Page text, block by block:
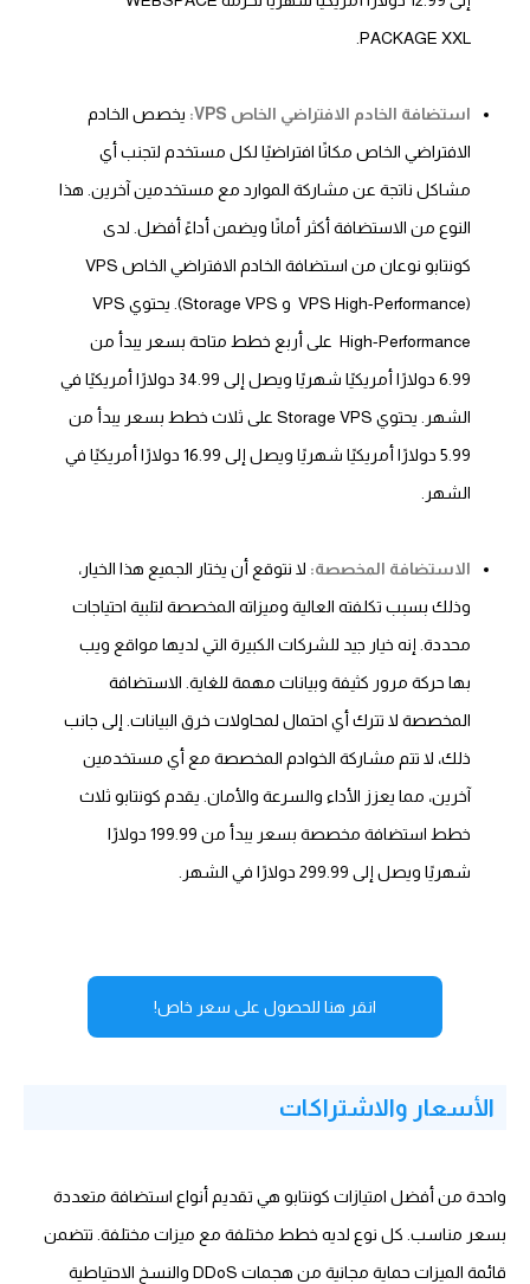
PACKAGE XXL.
استضافة الخادم الافتراضي الخاص VPS:
يخصص الخادم
الافتراضي الخاص مكانًا افتراضيًا لكل مستخدم لتجنب أي
مشاكل ناتجة عن مشاركة الموارد مع مستخدمين آخرين. هذا
النوع من الاستضافة أكثر أمانًا ويضمن أداءً أفضل. لدى
كونتابو نوعان من استضافة الخادم الافتراضي الخاص VPS
(VPS High-Performance و Storage VPS). يحتوي VPS
High-Performance على أربع خطط متاحة بسعر يبدأ من
6.99 دولارًا أمريكيًا شهريًا ويصل إلى 34.99 دولارًا أمريكيًا في
الشهر. يحتوي Storage VPS على ثلاث خطط بسعر يبدأ من
5.99 دولارًا أمريكيًا شهريًا ويصل إلى 16.99 دولارًا أمريكيًا في
الشهر.
الاستضافة المخصصة: لا نتوقع أن يختار الجميع هذا الخيار،
وذلك بسبب تكلفته العالية وميزاته المخصصة لتلبية احتياجات
محددة. إنه خيار جيد للشركات الكبيرة التي لديها مواقع ويب
بها حركة مرور كثيفة وبيانات مهمة للغاية. الاستضافة
المخصصة لا تترك أي احتمال لمحاولات خرق البيانات. إلى جانب
ذلك، لا تتم مشاركة الخوادم المخصصة مع أي مستخدمين
آخرين، مما يعزز الأداء والسرعة والأمان. يقدم كونتابو ثلاث
خطط استضافة مخصصة بسعر يبدأ من 199.99 دولارًا
شهريًا ويصل إلى 299.99 دولارًا في الشهر.
انقر هنا للحصول على سعر خاص!
الأسعار والاشتراكات
واحدة من أفضل امتيازات كونتابو هي تقديم أنواع استضافة متعددة
بسعر مناسب. كل نوع لديه خطط مختلفة مع ميزات مختلفة. تتضمن
قائمة الميزات حماية مجانية من هجمات DDoS والنسخ الاحتياطية